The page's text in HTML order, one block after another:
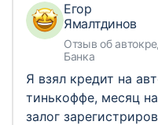
Егор
Ямалтдинов
Отзыв об
Банка
Я взял кредит на
тинькоффе, месяц
залог